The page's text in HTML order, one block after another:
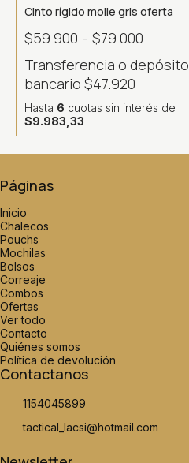
Cinto rígido molle gris oferta
$59.900 - $79.000
Transferencia o depósito
bancario $47.920
Hasta 6 cuotas sin interés de
$9.983,33
Páginas
Inicio
Chalecos
Pouchs
Mochilas
Bolsos
Correaje
Combos
Ofertas
Ver todo
Contacto
Quiénes somos
Política de devolución
Contactanos
1154045899
tactical_lacsi@hotmail.com